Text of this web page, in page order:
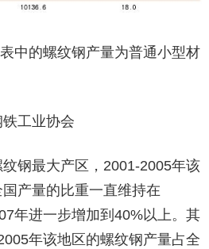
的螺纹钢产量为普通小型材
工业协会
最大产区，2001-2005年该
产量的比重一直维持在
年进一步增加到40%以上。其
年该地区的螺纹钢产量占全